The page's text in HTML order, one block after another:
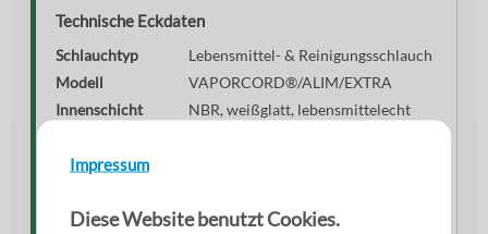
Impressum
Diese Website benutzt Cookies.
Technische Eckdaten
Schlauchtyp
Lebensmittel- & Reinigungsschlauch
Modell
VAPORCORD®/ALIM/EXTRA
Innenschicht
NBR, weißglatt, lebensmittelecht
Dampfbetrieb
Temperaturbereich-35 °C bis +164 °C